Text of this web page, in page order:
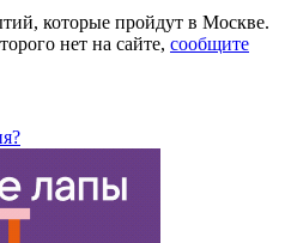
которые пройдут в Москве.
нет на сайте, сообщите